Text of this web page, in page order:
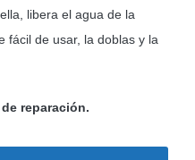
libera el agua de la
fácil de usar, la doblas y la
reparación.